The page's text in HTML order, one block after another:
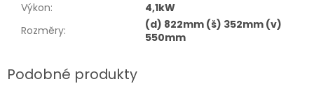
Výkon:
4,1kW
Rozměry:
(d) 822mm (š) 352mm (v)
550mm